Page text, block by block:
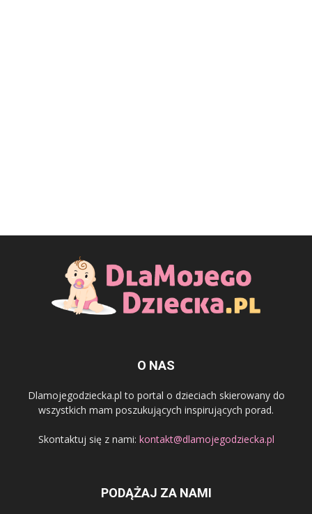
O NAS
Dlamojegodziecka.pl to portal o dzieciach skierowany do
wszystkich mam poszukujących inspirujących porad.
Skontaktuj się z nami: kontakt@dlamojegodziecka.pl
PODĄŻAJ ZA NAMI